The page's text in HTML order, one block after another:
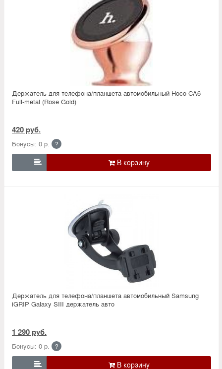
Держатель для телефона/планшета автомобильный Hoco CA6
Full-metal (Rose Gold)
420 руб.
Бонусы: 0 р. ?

Держатель для телефона/планшета автомобильный Samsung
iGRIP Galaxy SIII держатель авто
1 290 руб.
Бонусы: 0 р. ?
